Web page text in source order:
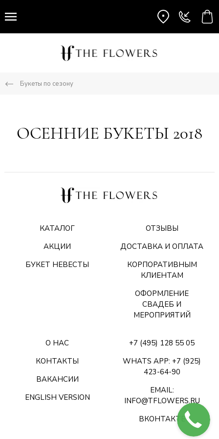
Букеты по сезону
ОСЕННИЕ БУКЕТЫ 2018
КАТАЛОГ
АКЦИИ
БУКЕТ НЕВЕСТЫ
ОТЗЫВЫ
ДОСТАВКА И ОПЛАТА
КОРПОРАТИВНЫМ
КЛИЕНТАМ
ОФОРМЛЕНИЕ
СВАДЕБ И
МЕРОПРИЯТИЙ
О НАС
КОНТАКТЫ
ВАКАНСИИ
ENGLISH VERSION
+7 (495) 128 55 05
WHATS APP: +7 (925)
423-64-90
EMAIL:
INFO@TFLOWERS.RU
ВКОНТАКТЕ